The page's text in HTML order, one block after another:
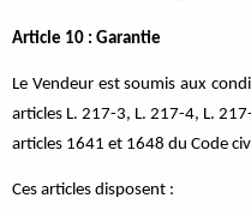
Article 10 : Garantie
Le Vendeur est soumis aux
articles L. 217-3, L. 217-4, L.
articles 1641 et 1648 du Code
Ces articles disposent :